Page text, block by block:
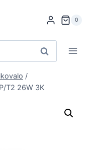
0
Haku
/
T2 26W 3K